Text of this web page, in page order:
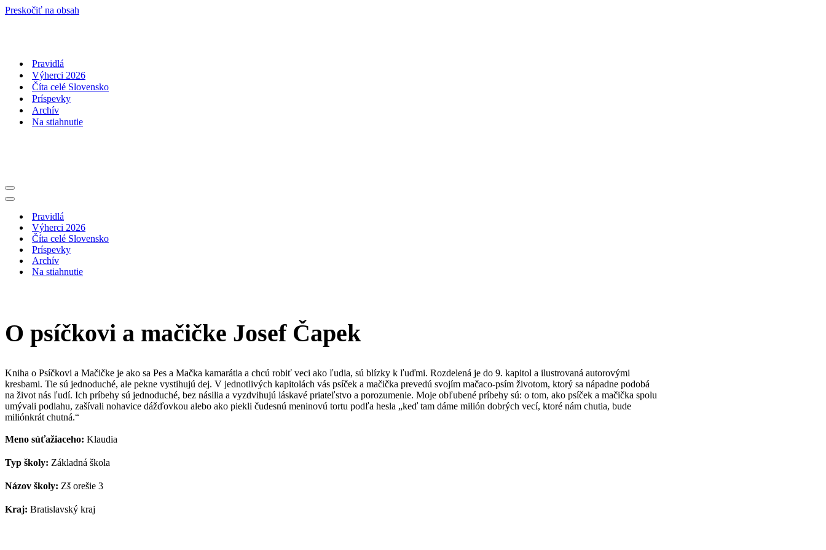
Preskočiť na obsah
Pravidlá
Výherci 2026
Číta celé Slovensko
Príspevky
Archív
Na stiahnutie
Menu
navigácie
Menu
navigáciePravidlá
Výherci 2026
Číta celé Slovensko
Príspevky
Archív
Na stiahnutie
O psíčkovi a mačičke Josef Čapek
Kniha o Psíčkovi a Mačičke je ako sa Pes a Mačka kamarátia a chcú robiť veci ako ľudia, sú blízky k ľuďmi. Rozdelená je do 9. kapitol a ilustrovaná autorovými
kresbami. Tie sú jednoduché, ale pekne vystihujú dej. V jednotlivých kapitolách vás psíček a mačička prevedú svojím mačaco-psím životom, ktorý sa nápadne podobá
na život nás ľudí. Ich príbehy sú jednoduché, bez násilia a vyzdvihujú láskavé priateľstvo a porozumenie. Moje obľubené príbehy sú: o tom, ako psíček a mačička spolu
umývali podlahu, zašívali nohavice dážďovkou alebo ako piekli čudesnú meninovú tortu podľa hesla „keď tam dáme milión dobrých vecí, ktoré nám chutia, bude
miliónkrát chutná.“
Meno súťažiaceho: Klaudia
Typ školy: Základná škola
Názov školy: Zš orešie 3
Kraj: Bratislavský kraj